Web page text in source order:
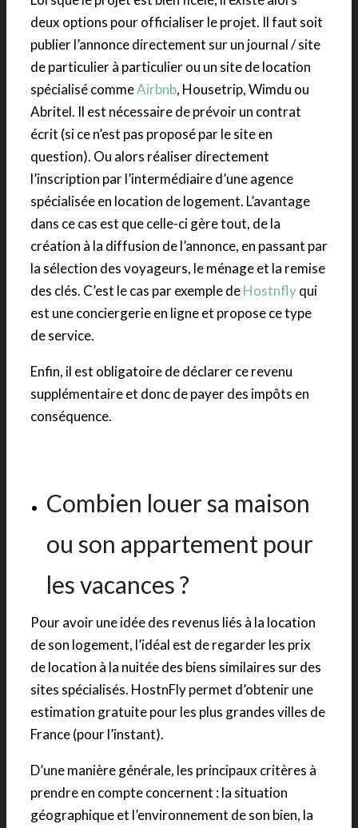
deux options pour officialiser le projet. Il faut soit
publier l’annonce directement sur un journal / site
de particulier à particulier ou un site de location
spécialisé commeAirbnb, Housetrip, Wimdu ou
Abritel. Il est nécessaire de prévoir un contrat
écrit (si ce n’est pas proposé par le site en
question). Ou alors réaliser directement
l’inscription par l’intermédiaire d’une agence
spécialisée en location de logement. L’avantage
dans ce cas est que celle-ci gère tout, de la
création à la diffusion de l’annonce, en passant par
la sélection des voyageurs, le ménage et la remise
des clés. C’est le cas par exemple deHostnflyqui
est une conciergerie en ligne et propose ce type
de service.
Enfin, il est obligatoire de déclarer ce revenu
supplémentaire et donc de payer des impôts en
conséquence.
Combien louer sa maison
ou son appartement pour
les vacances ?
Pour avoir une idée des revenus liés à la location
de son logement, l’idéal est de regarder les prix
de location à la nuitée des biens similaires sur des
sites spécialisés. HostnFly permet d’obtenir une
estimation gratuite pour les plus grandes villes de
France (pour l’instant).
D’une manière générale, les principaux critères à
prendre en compte concernent : la situation
géographique et l’environnement de son bien, la